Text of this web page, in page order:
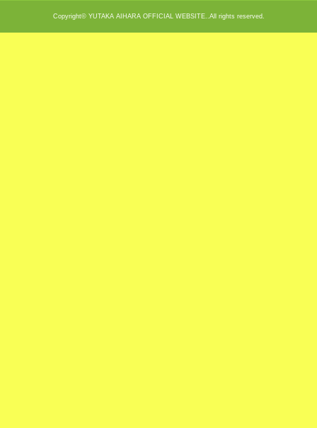
Copyright© YUTAKA AIHARA OFFICIAL WEBSITE..All rights reserved.